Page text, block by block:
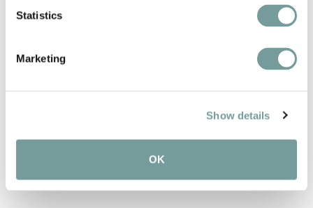
Statistics
Marketing
Show details
OK